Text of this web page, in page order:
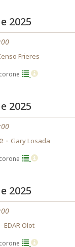
2025
Frieres
2025
- Gary Losada
2025
EDAR Olot